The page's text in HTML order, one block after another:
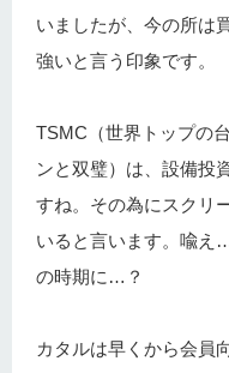
いましたが、今の所は
強いと言う印象です。
TSMC（世界トップの
ンと双璧）は、設備投
すね。その為にスクリ
いると言います。喩え
の時期に…？
カタルは早くから会員